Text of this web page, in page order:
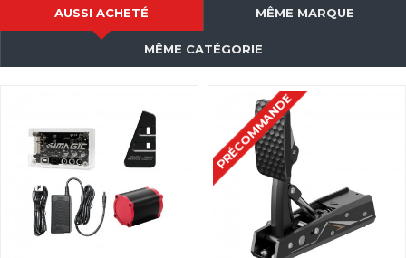
AUSSI ACHETÉ MÊME MARQUE
MÊME CATÉGORIE
PRÉCOMMANDE